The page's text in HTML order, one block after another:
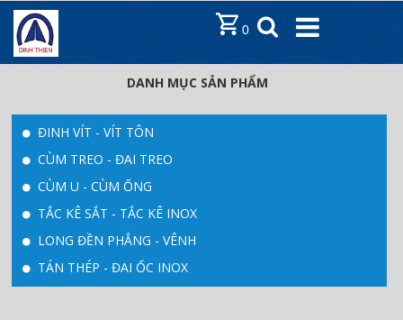
DANH MỤC
TRANG CHỦ
TIN TỨC
LIÊN HỆ
0
DANH MỤC SẢN PHẨM
ĐINH VÍT - VÍT TÔN
CÙM TREO - ĐAI TREO
CÙM U - CÙM ỐNG
TẮC KÊ SẮT - TẮC KÊ INOX
LONG ĐỀN PHẲNG - VÊNH
TÁN THÉP - ĐAI ỐC INOX